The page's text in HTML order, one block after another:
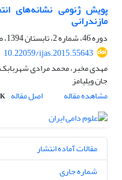
پویش ژنومی نشانه‌های
مازندرانی
دوره 46، شماره 2، تابستان 1394، صفحه
10.22059/ijas.2015.55643
مهدی مخبر، محمد مرادی
جان ویلیامز
مشاهده مقاله
اصل مقاله
مقالات آماده انتشار
شماره جاری